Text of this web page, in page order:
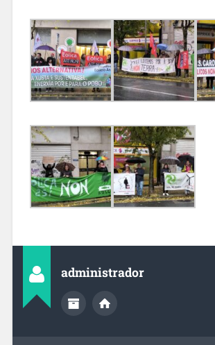
administrador